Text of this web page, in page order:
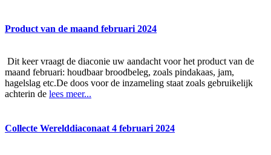
Product van de maand februari 2024
Dit keer vraagt de diaconie uw aandacht voor het product van de
maand februari: houdbaar broodbeleg, zoals pindakaas, jam,
hagelslag etc.De doos voor de inzameling staat zoals gebruikelijk
achterin de lees meer...
Collecte Werelddiaconaat 4 februari 2024